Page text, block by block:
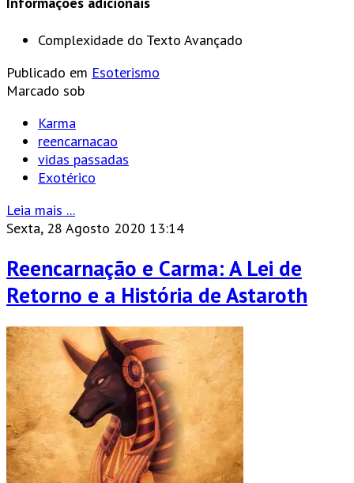
Complexidade do Texto Avançado
Publicado em Esoterismo
Marcado sob
Karma
reencarnacao
vidas passadas
Exotérico
Leia mais ...
Sexta, 28 Agosto 2020 13:14
Reencarnação e Carma: A Lei de
Retorno e a História de Astaroth